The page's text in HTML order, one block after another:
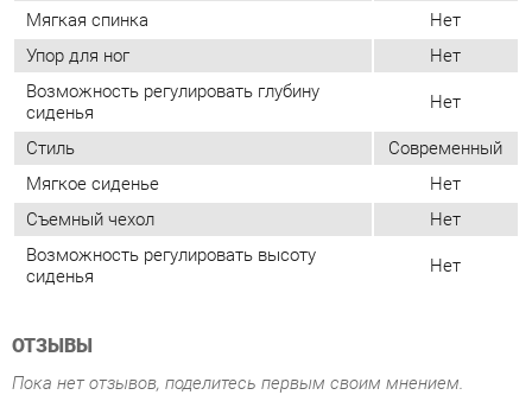
Мягкое сиденье
Нет
Съемный чехол
Нет
Возможность регулировать высоту
сиденья
Нет
ОТЗЫВЫ
Пока нет отзывов, поделитесь первым своим мнением.
ДОБАВИТЬ ОТЗЫВ